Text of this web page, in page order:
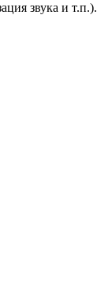
звука и т.п.).